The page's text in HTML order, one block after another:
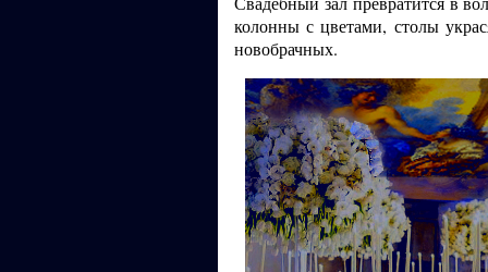
колонны с цветами, столы
новобрачных.